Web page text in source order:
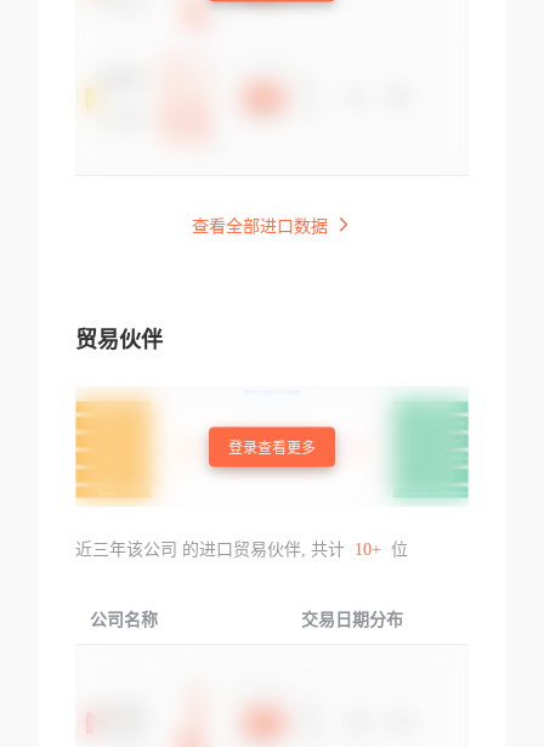
查看全部进口数据
贸易伙伴
登录查看更多
近三年该公司 的进口贸易伙伴, 共计 10+ 位
公司名称 交易日期分布